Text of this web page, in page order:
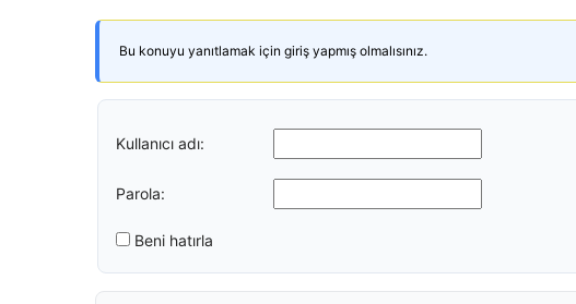
Bu konuyu yanıtlamak için giriş yapmış olmalısınız.
Kullanıcı adı:
Parola:
Beni hatırla